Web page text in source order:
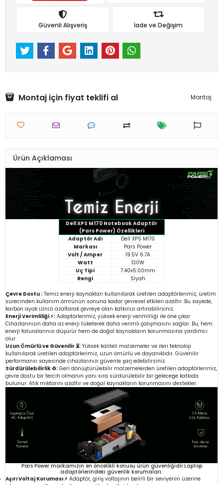
Güvenli Alışveriş İade ve Değişim
Montaj için fiyat teklifi al Montaj
Ürün Açıklaması
Dell XPS M170 Notebook Adaptör
(Pars Power) Özellikleri
Adaptör Adı
Dell XPS M170
Markası
Pars Power
Volt / Amper
19.5V 6.7A
Watt
130W
Uç Tipi
7.40x5.00mm
Rengi
Siyah
Çevre Dostu : Temiz enerji kaynakları kullanılarak üretilen adaptörlerimiz, üretim
sürecinden kullanım ömrünün sonuna kadar çevresel etkileri azaltır. Bu sayede,
karbon ayak izinizi azaltarak çevreye olan katkınızı artırabilirsiniz.
Enerji Verimliliği ⚡: Adaptörlerimiz, yüksek enerji verimliliği ile öne çıkar.
Cihazlarınızın daha az enerji tüketerek daha verimli çalışmasını sağlar. Bu, hem
enerji faturalarınızı düşürür hem de doğal kaynakların korunmasına yardımcı
olur.
Uzun Ömürlü ve Güvenilir ⏳: Yüksek kaliteli malzemeler ve ileri teknoloji
kullanılarak üretilen adaptörlerimiz, uzun ömürlü ve dayanıklıdır. Güvenilir
performansı sayesinde cihazlarınızı güvenle şarj edebilirsiniz.
Sürdürülebilirlik ♻️: Geri dönüştürülebilir malzemelerden üretilen adaptörlerimiz,
çevre dostu bir tercih olmanın yanı sıra sürdürülebilir bir geleceğe katkıda
bulunur. Atık miktarını azaltır ve doğal kaynakların korunmasını destekler.
Pars Power markamızın en öncelikli konusu ürün güvenliğidir.Laptop
adaptörlerindeki güvenlik korumaları:
Aşırı Voltaj Koruması ⚡ Adaptör, giriş voltajının belirli bir seviyenin üzerine